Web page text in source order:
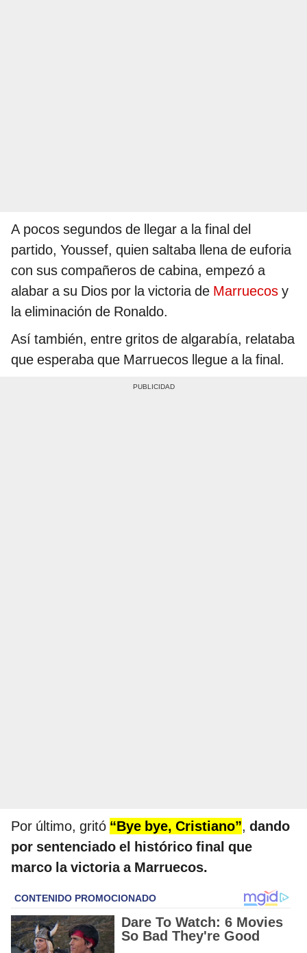
A pocos segundos de llegar a la final del
partido, Youssef, quien saltaba llena de euforia
con sus compañeros de cabina, empezó a
alabar a su Dios por la victoria de Marruecos y
la eliminación de Ronaldo.
Así también, entre gritos de algarabía, relataba
que esperaba que Marruecos llegue a la final.
Por último, gritó “Bye bye, Cristiano”, dando
por sentenciado el histórico final que
marco la victoria a Marruecos.